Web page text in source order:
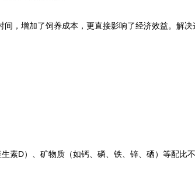
，增加了饲养成本，更直接影响了经济效益。解决
素D）、矿物质（如钙、磷、铁、锌、硒）等配比不